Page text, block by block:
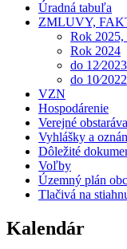
Úradná tabuľa
ZMLUVY,
Rok 2025,
Rok 2024
do 12⁄2023
do 10⁄2022
VZN
Hospodárenie
Verejné
Vyhlášky a
Dôležité
Voľby
Územný plán
Tlačivá na
Kalendár